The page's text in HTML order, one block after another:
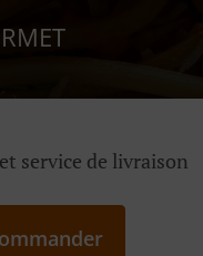
service de livraison